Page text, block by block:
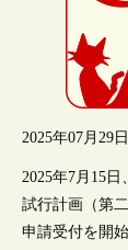
2025年07月29日
2025年7月15
試行計画（第
申請受付を開